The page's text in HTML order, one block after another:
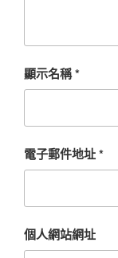
顯示名稱*
電子郵件地址*
個人網站網址